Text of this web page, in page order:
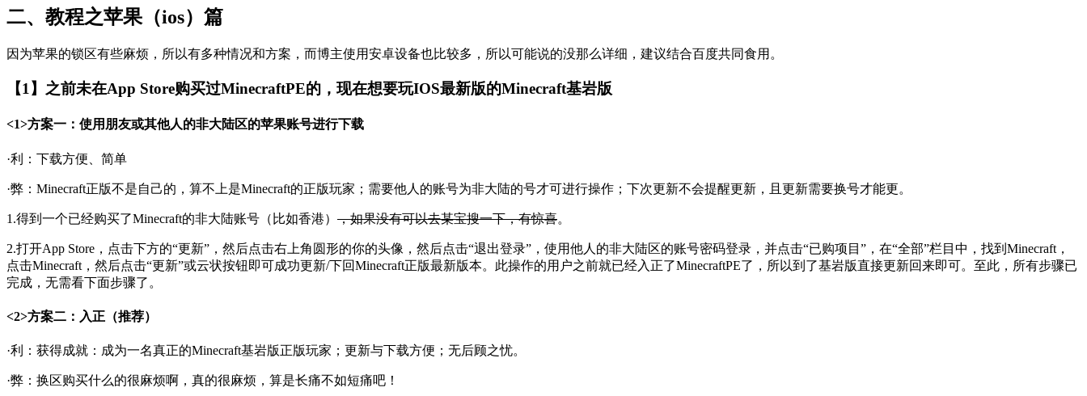
二、教程之苹果（ios）篇
因为苹果的锁区有些麻烦，所以有多种情况和方案，而博主使用安卓设备也比较多，所以可能说的没那么详细，建议结合百度共同食用。
【1】之前未在App Store购买过MinecraftPE的，现在想要玩IOS最新版的Minecraft基岩版
<1>方案一：使用朋友或其他人的非大陆区的苹果账号进行下载
·利：下载方便、简单
·弊：Minecraft正版不是自己的，算不上是Minecraft的正版玩家；需要他人的账号为非大陆的号才可进行操作；下次更新不会提醒更新，且更新需要换号才能更。
1.得到一个已经购买了Minecraft的非大陆账号（比如香港） ，如果没有可以去某宝搜一下，有惊喜。
2.打开App Store，点击下方的“更新”，然后点击右上角圆形的你的头像，然后点击“退出登录”，使用他人的非大陆区的账号密码登录，并点击“已购项目”，在“全部”栏目中，找到Minecraft，
点击Minecraft，然后点击“更新”或云状按钮即可成功更新/下回Minecraft正版最新版本。此操作的用户之前就已经入正了MinecraftPE了，所以到了基岩版直接更新回来即可。至此，所有步骤已
完成，无需看下面步骤了。
<2>方案二：入正（推荐）
·利：获得成就：成为一名真正的Minecraft基岩版正版玩家；更新与下载方便；无后顾之忧。
·弊：换区购买什么的很麻烦啊，真的很麻烦，算是长痛不如短痛吧！